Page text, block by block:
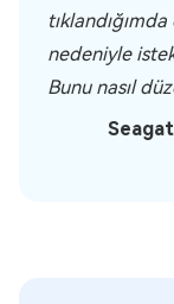
nedeniyle
Bunu nasıl